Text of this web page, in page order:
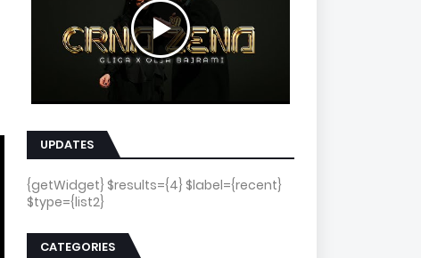
UPDATES
{getWidget} $results={4} $label={recent}
$type={list2}
CATEGORIES